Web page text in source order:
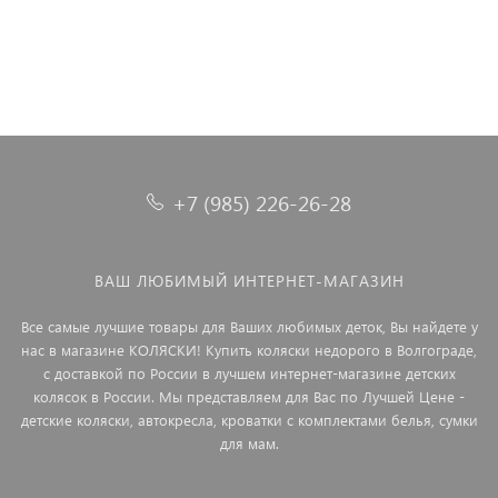
+7 (985) 226-26-28
ВАШ ЛЮБИМЫЙ ИНТЕРНЕТ-МАГАЗИН
Все самые лучшие товары для Ваших любимых деток, Вы найдете у
нас в магазине КОЛЯСКИ! Купить коляски недорого в Волгограде,
с доставкой по России в лучшем интернет-магазине детских
колясок в России. Мы представляем для Вас по Лучшей Цене -
детские коляски, автокресла, кроватки с комплектами белья, сумки
для мам.